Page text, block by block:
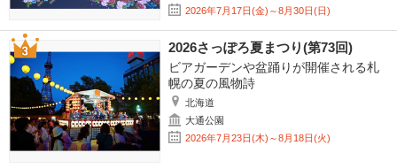
2026年7月17日(金)～8月30日(日)
2026さっぽろ夏まつり(第73回)
ビアガーデンや盆踊りが開催される札
幌の夏の風物詩
北海道
大通公園
2026年7月23日(木)～8月18日(火)